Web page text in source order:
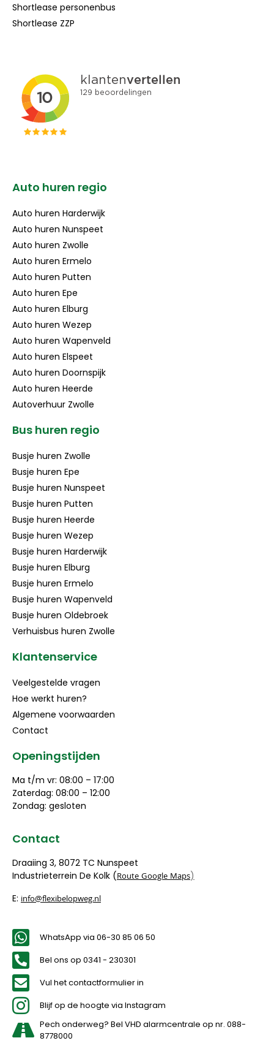
Shortlease personenbus
Shortlease ZZP
Auto huren regio
Auto huren Harderwijk
Auto huren Nunspeet
Auto huren Zwolle
Auto huren Ermelo
Auto huren Putten
Auto huren Epe
Auto huren Elburg
Auto huren Wezep
Auto huren Wapenveld
Auto huren Elspeet
Auto huren Doornspijk
Auto huren Heerde
Autoverhuur Zwolle
Bus huren regio
Busje huren Zwolle
Busje huren Epe
Busje huren Nunspeet
Busje huren Putten
Busje huren Heerde
Busje huren Wezep
Busje huren Harderwijk
Busje huren Elburg
Busje huren Ermelo
Busje huren Wapenveld
Busje huren Oldebroek
Verhuisbus huren Zwolle
Klantenservice
Veelgestelde vragen
Hoe werkt huren?
Algemene voorwaarden
Contact
Openingstijden
Ma t/m vr: 08:00 – 17:00
Zaterdag: 08:00 – 12:00
Zondag: gesloten
Contact
Draaiing 3, 8072 TC Nunspeet
Industrieterrein De Kolk (Route Google Maps)
E: info@flexibelopweg.nl
WhatsApp via 06-30 85 06 50
Bel ons op 0341 - 230301
Vul het contactformulier in
Blijf op de hoogte via Instagram
Pech onderweg? Bel VHD alarmcentrale op nr. 088-
8778000